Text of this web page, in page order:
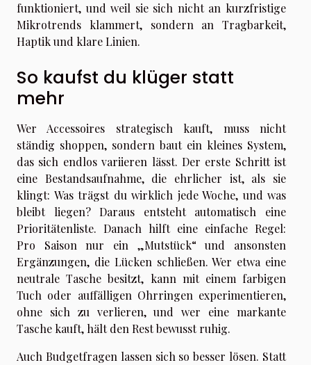
funktioniert, und weil sie sich nicht an kurzfristige
Mikrotrends klammert, sondern an Tragbarkeit,
Haptik und klare Linien.
So kaufst du klüger statt
mehr
Wer Accessoires strategisch kauft, muss nicht
ständig shoppen, sondern baut ein kleines System,
das sich endlos variieren lässt. Der erste Schritt ist
eine Bestandsaufnahme, die ehrlicher ist, als sie
klingt: Was trägst du wirklich jede Woche, und was
bleibt liegen? Daraus entsteht automatisch eine
Prioritätenliste. Danach hilft eine einfache Regel:
Pro Saison nur ein „Mutstück“ und ansonsten
Ergänzungen, die Lücken schließen. Wer etwa eine
neutrale Tasche besitzt, kann mit einem farbigen
Tuch oder auffälligen Ohrringen experimentieren,
ohne sich zu verlieren, und wer eine markante
Tasche kauft, hält den Rest bewusst ruhig.
Auch Budgetfragen lassen sich so besser lösen. Statt